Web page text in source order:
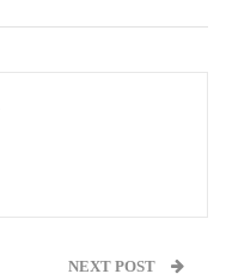
NEXT POST